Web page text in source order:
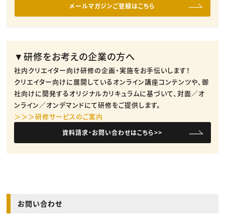
メールマガジンご登録はこちら
▼研修をお考えの企業の方へ
社内クリエイター向け研修の企画・実施をお手伝いします！
クリエイター向けに展開しているオンライン講座コンテンツや、御
社向けに開発するオリジナルカリキュラムに基づいて、対面／オ
ンライン／オンデマンドにて研修をご提供します。
＞＞＞研修サービスのご案内
資料請求・お問い合わせはこちら>>
お問い合わせ